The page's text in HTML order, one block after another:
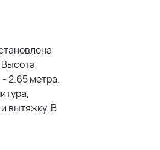
Высота
- 2.65 метра.
вытяжку. В